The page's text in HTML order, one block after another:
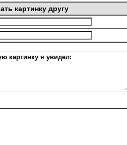
картинку другу